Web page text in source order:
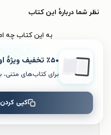
نظر شما دربارهٔ این کتاب
به این کتاب چه
۱ ۲ ۳ ٪۵۰ تخفیف ویژۀ اولین خرید
برای کتاب‌های متنی،
کپی